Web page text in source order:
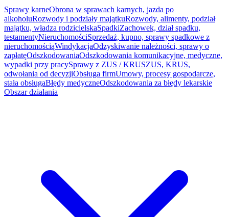
Sprawy karneObrona w sprawach karnych, jazda po
alkoholuRozwody i podziały majątkuRozwody, alimenty, podział
majątku, władza rodzicielskaSpadkiZachowek, dział spadku,
testamentyNieruchomościSprzedaż, kupno, sprawy spadkowe z
nieruchomościąWindykacjaOdzyskiwanie należności, sprawy o
zapłatęOdszkodowaniaOdszkodowania komunikacyjne, medyczne,
wypadki przy pracySprawy z ZUS / KRUSZUS, KRUS,
odwołania od decyzjiObsługa firmUmowy, procesy gospodarcze,
stała obsługaBłędy medyczneOdszkodowania za błędy lekarskie
Obszar działania